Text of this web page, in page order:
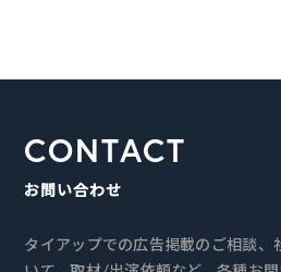
CONTACT
お問い合わせ
タイアップでの広告掲載のご相談、